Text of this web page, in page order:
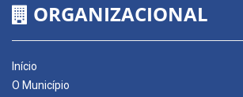
ORGANIZACIONAL
Início
O Município